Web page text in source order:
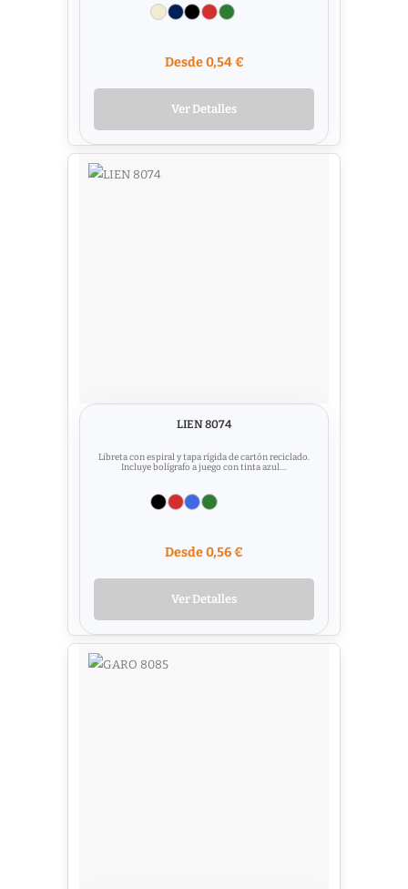
Desde 0,54 €
Ver Detalles
LIEN 8074
Libreta con espiral y tapa rígida de cartón reciclado.
Incluye bolígrafo a juego con tinta azul....
Desde 0,56 €
Ver Detalles